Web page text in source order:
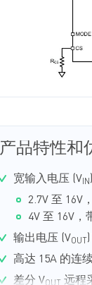
产品特性和
宽输入电压 (V IN
2.7V 至 16V
4V 至 16V，
输出电压 (VOUT
高达 15A 的连
差分 V
远程